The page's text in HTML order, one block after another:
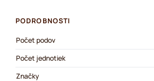
PODROBNOSTI
Počet podov
Počet jednotiek
Značky